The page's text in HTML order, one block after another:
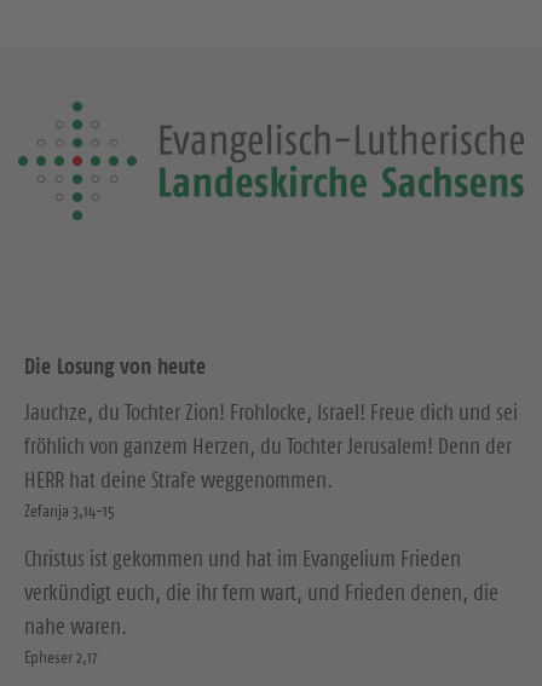
Die Losung von heute
Jauchze, du Tochter Zion! Frohlocke, Israel! Freue dich und sei
fröhlich von ganzem Herzen, du Tochter Jerusalem! Denn der
HERR hat deine Strafe weggenommen.
Zefanja 3,14-15
Christus ist gekommen und hat im Evangelium Frieden
verkündigt euch, die ihr fern wart, und Frieden denen, die
nahe waren.
Epheser 2,17